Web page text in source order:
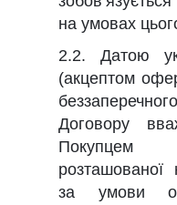
на умовах
2.2. Датою
(акцептом
Договору
Покупцем
розташованої
за умови